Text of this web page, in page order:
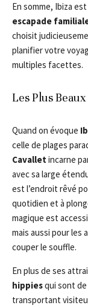
En somme, Ibiza
escapade
choisit
planifier votre
multiples facettes.
Les Plus
Quand on évoque
celle de plages
Cavalletincarne
avec sa large
est l’endroit rêvé
quotidien et à
magique est
mais aussi pour les
couper le souffle.
En plus de ses
hippiesqui sont
transportant